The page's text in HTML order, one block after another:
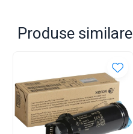
Produse similare